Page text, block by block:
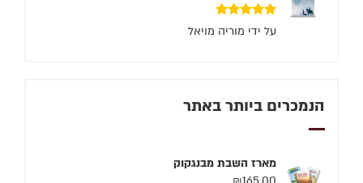
דורג5 מתוך 5
על ידי מוריה מויאל
הנמכרים ביותר באתר
מארז השבת מבנגקוק